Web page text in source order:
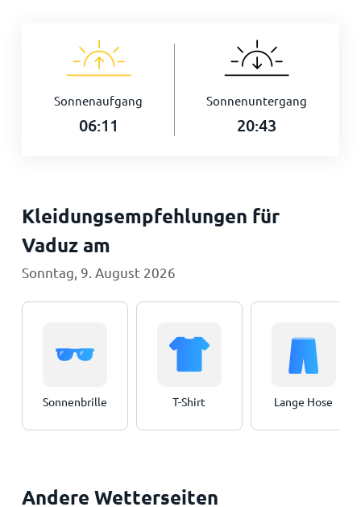
Sonnenaufgang
06:11
Sonnenuntergang
20:43
Kleidungsempfehlungen für
Vaduz am
Sonntag, 9. August 2026
Sonnenbrille T-Shirt Lange Hose
Andere Wetterseiten